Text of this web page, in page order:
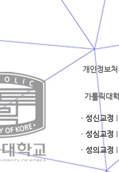
개인정보
가톨릭대
· 성신교정
· 성심교정
· 성의교정